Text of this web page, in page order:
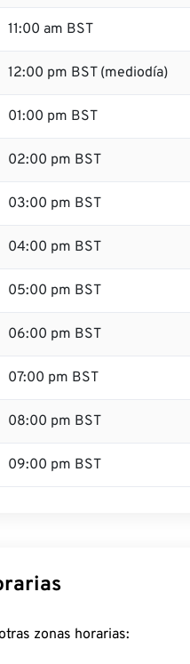
11:00 am BST
12:00 pm BST (mediodía)
01:00 pm BST
02:00 pm BST
03:00 pm BST
04:00 pm BST
05:00 pm BST
06:00 pm BST
07:00 pm BST
08:00 pm BST
09:00 pm BST
zonas horarias: